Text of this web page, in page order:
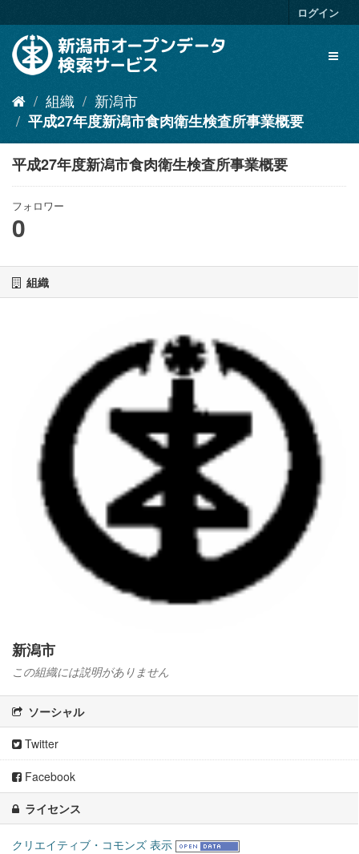
キ
ログイン
組織
新潟市
平成27年度新潟市食肉衛生検査所事業概要
平成27年度新潟市食肉衛生検査所事業概要
フォロワー
0
組織
新潟市
この組織には説明がありません
ソーシャル
Twitter
Facebook
ライセンス
クリエイティブ・コモンズ 表示